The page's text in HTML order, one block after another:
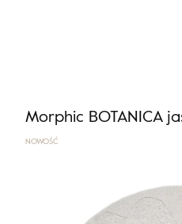
Morphic BOTANICA
NOWOŚĆ